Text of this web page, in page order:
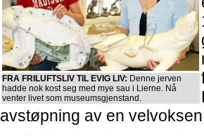
FRA FRILUFTSLIV TIL EVIG LIV: Denne jerven
hadde nok kost seg med mye sau i Lierne. Nå
venter livet som museumsgjenstand.
avstøpning av en